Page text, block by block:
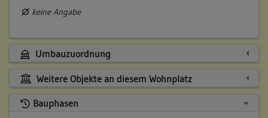
keine Angabe
Umbauzuordnung
Weitere Objekte an diesem Wohnplatz
Bauphasen